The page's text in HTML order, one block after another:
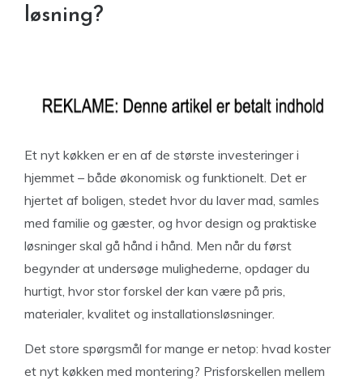
løsning?
Et nyt køkken er en af de største investeringer i
hjemmet – både økonomisk og funktionelt. Det er
hjertet af boligen, stedet hvor du laver mad, samles
med familie og gæster, og hvor design og praktiske
løsninger skal gå hånd i hånd. Men når du først
begynder at undersøge mulighederne, opdager du
hurtigt, hvor stor forskel der kan være på pris,
materialer, kvalitet og installationsløsninger.
Det store spørgsmål for mange er netop: hvad koster
et nyt køkken med montering? Prisforskellen mellem